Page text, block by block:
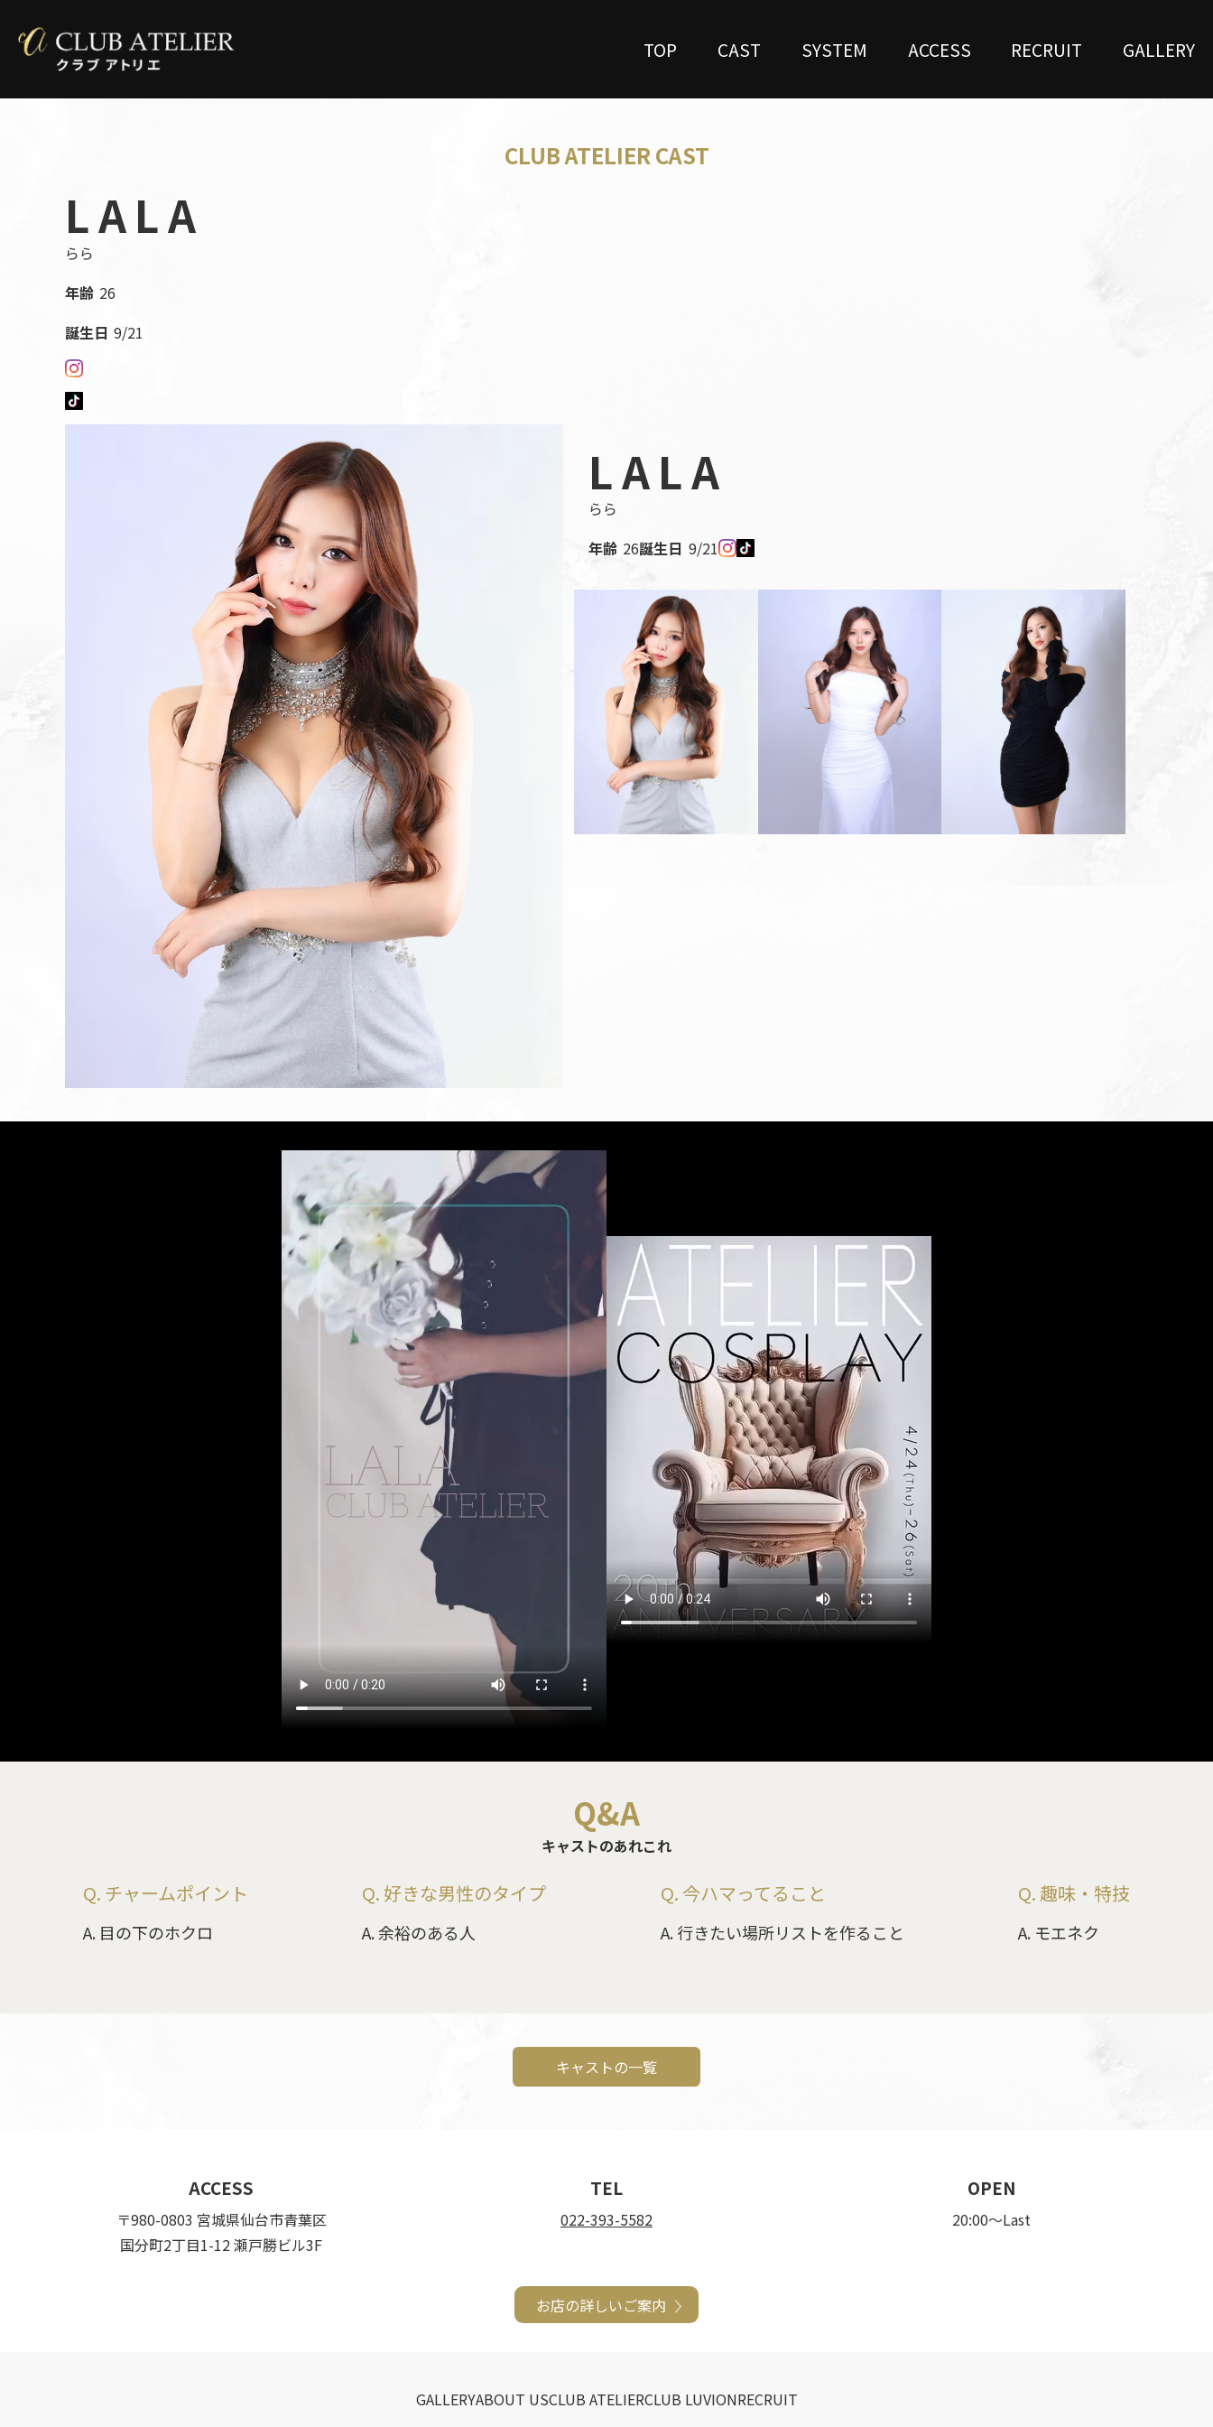
TOP CAST SYSTEM ACCESS RECRUIT GALLERY
CLUB ATELIER CAST
LALA
らら
年齢 26
誕生日 9/21
LALA
らら
年齢 26誕生日 9/21
Q&A
キャストのあれこれ
Q. チャームポイント
A. 目の下のホクロ
Q. 好きな男性のタイプ
A. 余裕のある人
Q. 今ハマってること
A. 行きたい場所リストを作ること
Q. 趣味・特技
A. モエネク
キャストの一覧
ACCESS
〒980-0803 宮城県仙台市青葉区
国分町2丁目1-12 瀬戸勝ビル3F
TEL
022-393-5582
OPEN
20:00〜Last
お店の詳しいご案内
GALLERYABOUT USCLUB ATELIERCLUB LUVIONRECRUIT